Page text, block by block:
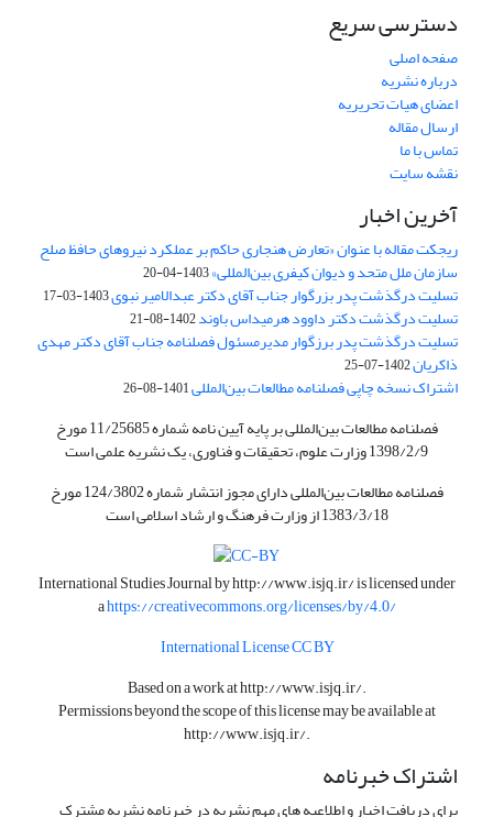
دسترسی سریع
صفحه اصلی
درباره نشریه
اعضای هیات تحریریه
ارسال مقاله
تماس با ما
نقشه سایت
آخرین اخبار
ریجکت مقاله با عنوان «تعارض هنجاری حاکم بر عملکرد نیروهای حافظ صلح
سازمان ملل متحد و دیوان کیفری بین‌المللی»1403-04-20
تسلیت درگذشت پدر بزرگوار جناب آقای دکتر عبدالامیر نبوی1403-03-17
تسلیت درگذشت دکتر داوود هرمیداس باوند1402-08-21
تسلیت درگذشت پدر برزگوار مدیرمسئول فصلنامه جناب آقای دکتر مهدی
ذاکریان1402-07-25
اشتراک نسخه چاپی فصلنامه مطالعات بین‌المللی1401-08-26
فصلنامه مطالعات بین‌المللی بر پایه آیین نامه شماره 11/25685 مورخ
1398/2/9 وزارت علوم، تحقیقات و فناوری، یک نشریه علمی است
فصلنامه مطالعات بین‌المللی دارای مجوز انتشار شماره 124/3802 مورخ
1383/3/18 از وزارت فرهنگ و ارشاد اسلامی است
International Studies Journal byhttp://www.isjq.ir/is licensed under
ahttps://creativecommons.org/licenses/by/4.0/
International License CC BY
Based on a work athttp://www.isjq.ir/.
Permissions beyond the scope of this license may be available at
http://www.isjq.ir/.
اشتراک خبرنامه
برای دریافت اخبار و اطلاعیه های مهم نشریه در خبرنامه نشریه مشترک